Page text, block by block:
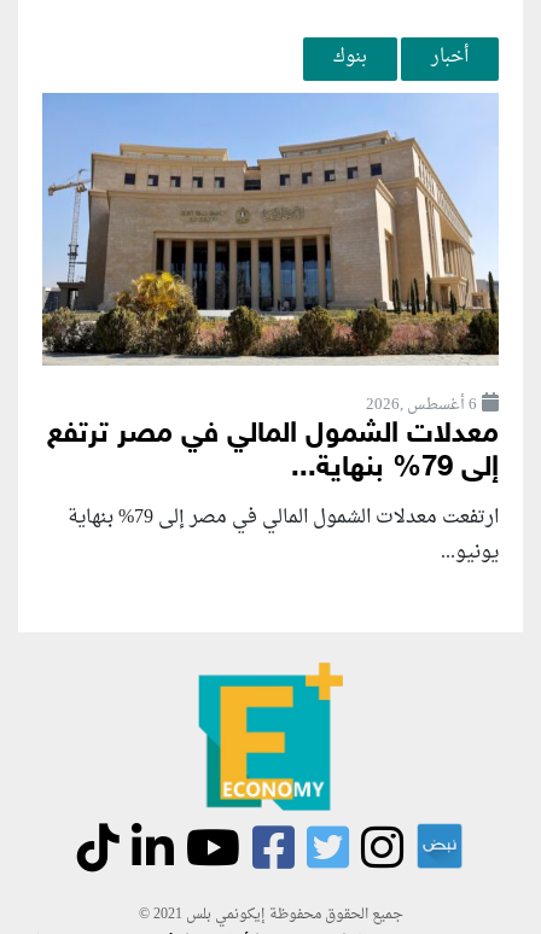
أخبار بنوك
6 أغسطس ,2026
معدلات الشمول المالي في مصر ترتفع
إلى 79% بنهاية...
ارتفعت معدلات الشمول المالي في مصر إلى 79% بنهاية
يونيو...
جميع الحقوق محفوظة إيكونمي بلس 2021 ©